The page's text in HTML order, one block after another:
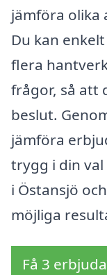
jämföra olika
Du kan
flera
frågor, så att
beslut.
jämföra
trygg i din
i Östansjö
möjliga
Få 3